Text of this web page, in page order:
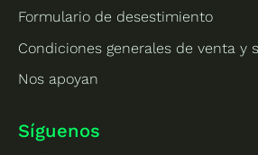
Formulario de desestimiento
Condiciones generales de venta y
Nos apoyan
Síguenos